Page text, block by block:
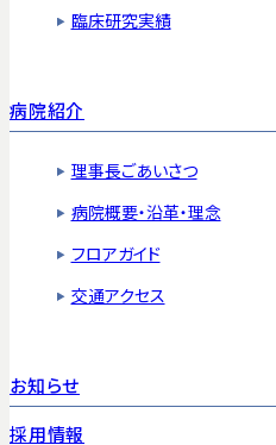
臨床研究実績
病院紹介
理事長ごあいさつ
病院概要・沿革・理念
フロアガイド
交通アクセス
お知らせ
採用情報